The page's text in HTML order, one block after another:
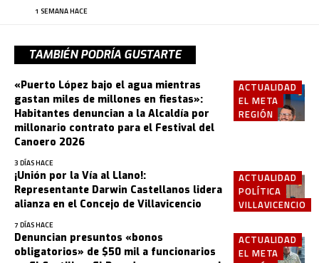
1 SEMANA HACE
TAMBIÉN PODRÍA GUSTARTE
ACTUALIDAD
EL META
REGIÓN
«Puerto López bajo el agua mientras
gastan miles de millones en fiestas»:
Habitantes denuncian a la Alcaldía por
millonario contrato para el Festival del
Canoero 2026
3 DÍAS HACE
ACTUALIDAD
POLÍTICA
VILLAVICENCIO
¡Unión por la Vía al Llano!:
Representante Darwin Castellanos lidera
alianza en el Concejo de Villavicencio
7 DÍAS HACE
ACTUALIDAD
EL META
Denuncian presuntos «bonos
obligatorios» de $50 mil a funcionarios